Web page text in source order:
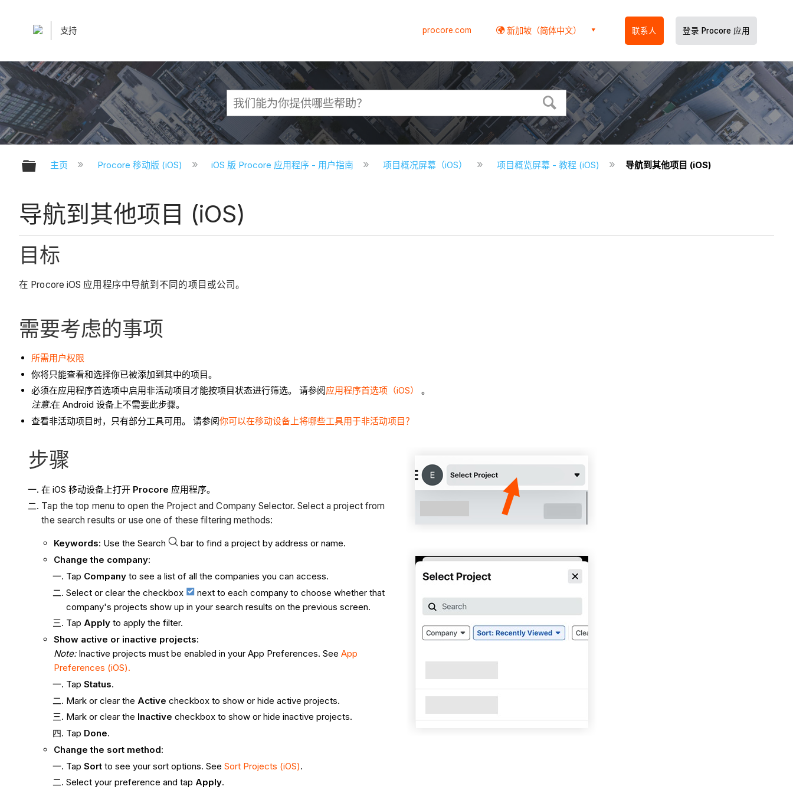
支持 procore.com 新加坡（简体中文） 联系人 登录 Procore 应用
扩展/隐缩全局层次
主页 Procore 移动版 (iOS) iOS 版 Procore 应用程序 - 用户指南 项目概况屏幕（iOS） 项目概览屏幕 - 教程 (iOS) 导航到其他项目 (iOS)
导航到其他项目 (iOS)
目标
在 Procore iOS 应用程序中导航到不同的项目或公司。
需要考虑的事项
所需用户权限
你将只能查看和选择你已被添加到其中的项目。
必须在应用程序首选项中启用非活动项目才能按项目状态进行筛选。 请参阅应用程序首选项（iOS）
。
注意:在 Android 设备上不需要此步骤。
查看非活动项目时，只有部分工具可用。 请参阅你可以在移动设备上将哪些工具用于非活动项目？
步骤
在 iOS 移动设备上打开 Procore 应用程序。
Tap the top menu to open the Project and Company Selector. Select a project from
the search results or use one of these filtering methods:
Keywords: Use the Search
bar to find a project by address or name.
Change the company:
Tap Company to see a list of all the companies you can access.
Select or clear the checkbox
next to each company to choose whether that
company's projects show up in your search results on the previous screen.
Tap Apply to apply the filter.
Show active or inactive projects:
Note:Inactive projects must be enabled in your App Preferences. SeeApp
Preferences (iOS).
TapStatus.
Mark or clear the Active checkbox to show or hide active projects.
Mark or clear the Inactive checkbox to show or hide inactive projects.
Tap Done.
Change the sort method:
TapSort to see your sort options. SeeSort Projects (iOS).
Select your preference and tap Apply.